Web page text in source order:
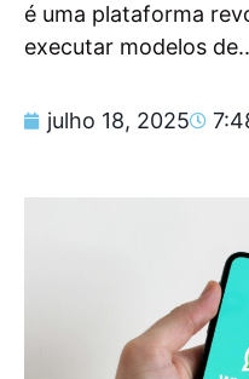
é uma plataforma
executar modelos
julho 18, 2025